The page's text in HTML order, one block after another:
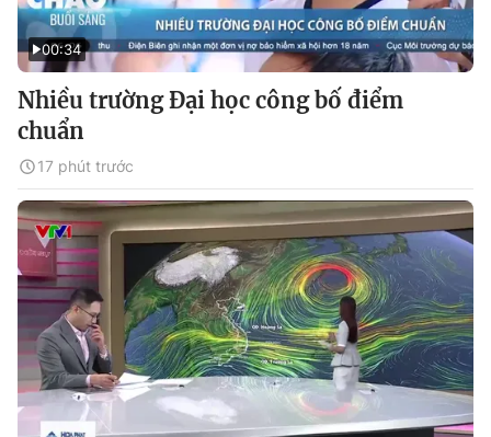
00:34
Nhiều trường Đại học công bố điểm
chuẩn
17 phút trước